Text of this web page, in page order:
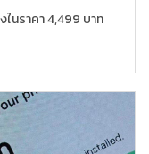
ในราคา 4,499 บาท